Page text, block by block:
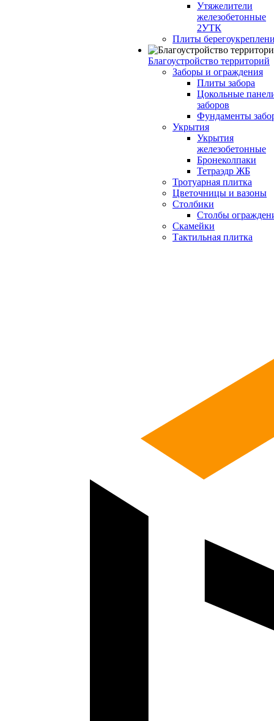
Утяжелители
железобетонные
2УТК
Плиты
Благоустройство территорий
Заборы и ограждения
Плиты забора
Цокольные
заборов
Фундаменты
Укрытия
Укрытия
железобетонные
Бронеколпаки
Тетраэдр ЖБ
Тротуарная плитка
Цветочницы и вазоны
Столбики
Столбы
Скамейки
Тактильная плитка